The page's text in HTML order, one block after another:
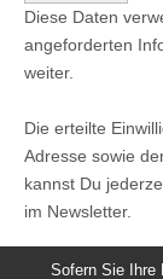
Diese Daten
angeforderten
weiter.
Die erteilte
Adresse sowie
kannst Du
im Newsletter.
Sofern Sie Ihre